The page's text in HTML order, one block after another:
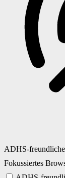
ADHS-
Fokussiertes